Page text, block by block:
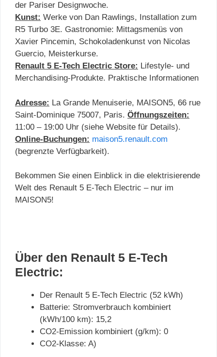
der Pariser Designwoche.
Kunst: Werke von Dan Rawlings, Installation zum
R5 Turbo 3E. Gastronomie: Mittagsmenüs von
Xavier Pincemin, Schokoladenkunst von Nicolas
Guercio, Meisterkurse.
Renault 5 E-Tech Electric Store: Lifestyle- und
Merchandising-Produkte. Praktische Informationen
Adresse: La Grande Menuiserie, MAISON5, 66 rue
Saint-Dominique 75007, Paris. Öffnungszeiten:
11:00 – 19:00 Uhr (siehe Website für Details).
Online-Buchungen: maison5.renault.com
(begrenzte Verfügbarkeit).
Bekommen Sie einen Einblick in die elektrisierende
Welt des Renault 5 E-Tech Electric – nur im
MAISON5!
Über den Renault 5 E-Tech
Electric:
Der Renault 5 E-Tech Electric (52 kWh)
Batterie: Stromverbrauch kombiniert
(kWh/100 km): 15,2
CO2-Emission kombiniert (g/km): 0
CO2-Klasse: A)